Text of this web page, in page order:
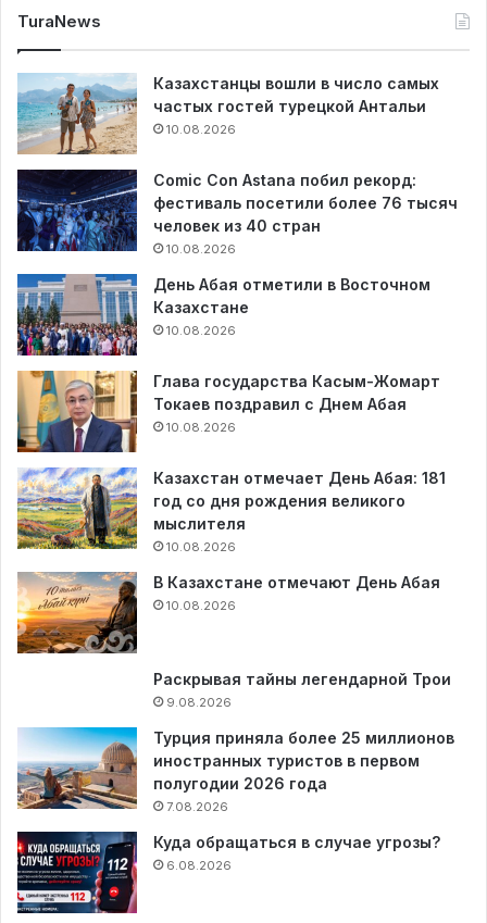
TuraNews
Казахстанцы вошли в число самых
частых гостей турецкой Антальи
10.08.2026
Comic Con Astana побил рекорд:
фестиваль посетили более 76 тысяч
человек из 40 стран
10.08.2026
День Абая отметили в Восточном
Казахстане
10.08.2026
Глава государства Касым-Жомарт
Токаев поздравил с Днем Абая
10.08.2026
Казахстан отмечает День Абая: 181
год со дня рождения великого
мыслителя
10.08.2026
В Казахстане отмечают День Абая
10.08.2026
Раскрывая тайны легендарной Трои
9.08.2026
Турция приняла более 25 миллионов
иностранных туристов в первом
полугодии 2026 года
7.08.2026
Куда обращаться в случае угрозы?
6.08.2026